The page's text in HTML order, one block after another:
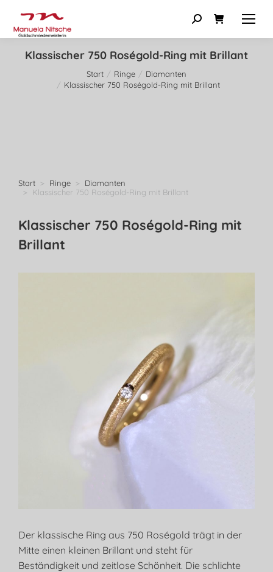
Klassischer 750 Roségold-Ring mit Brillant
Sie befinden sich hier:
Start Ringe
Diamanten
Klassischer 750 Roségold-Ring mit Brillant
Sie befinden sich hier:
Start Ringe
Diamanten
Klassischer 750 Roségold-Ring mit Brillant
Klassischer 750 Roségold-Ring mit
Brillant
Der klassische Ring aus 750 Roségold trägt in der
Mitte einen kleinen Brillant und steht für
Beständigkeit und zeitlose Schönheit. Die schlichte